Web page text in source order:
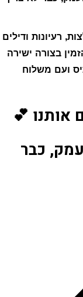
רעיונות ודילים
בצורה ישירה
ועם משלוח
אותנו 💕
כבר